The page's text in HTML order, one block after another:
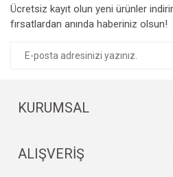
Ücretsiz kayıt olun yeni ürünler
fırsatlardan anında haberiniz olsun!
KURUMSAL
ALIŞVERİŞ